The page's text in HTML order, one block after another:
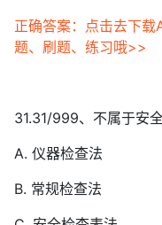
正确答案：点击去下载
题、刷题、练习哦>>
31.31/999、不属于安
A. 仪器检查法
B. 常规检查法